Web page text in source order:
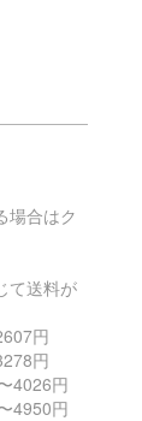
場合はク
て送料が
円
円
4026円
4950円